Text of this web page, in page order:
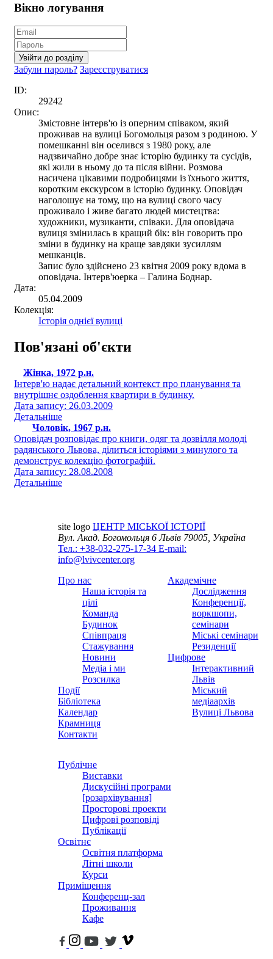
Вікно логування
Увійти до розділу
Забули пароль? Зареєструватися
ID:
29242
Опис:
Змістовне інтерв'ю із оперним співаком, який
проживав на вулиці Богомольця разом з родиною. У
помешканні він оселився з 1980 року, але
надзвичайно добре знає історію будинку та сусідів,
які жили в ньому до та після війни. Розмова
насичена цікавими подробицями із їхнього життя,
коротким екскурсом в історію будинку. Оповідач
наголошує на тому, що на вулиці свого часу
проживало і живе багато людей мистецтва:
художники, музиканти, співаки. Для оповідача
вулиця змінилась в кращий бік: він говорить про
зміни в будинку на краще завдяки зусиллям
мешканців.
Запис було здійснено 23 квітня 2009 року вдома в
оповідача. Інтерв'юерка – Галина Боднар.
Дата:
05.04.2009
Колекція:
Історія однієї вулиці
Пов'язані об'єкти
Жінка, 1972 р.н.
Інтерв'ю надає детальний контекст про планування та
внутрішнє оздоблення квартири в будинку.
Дата запису: 26.03.2009
Детальніше
Чоловік, 1967 р.н.
Оповідач розповідає про книги, одяг та дозвілля молоді
радянського Львова, ділиться історіями з минулого та
демонструє колекцію фотографій.
Дата запису: 28.08.2008
Детальніше
site logo ЦЕНТР МІСЬКОЇ ІСТОРІЇ
Вул. Акад. Богомольця 6Львів 79005, Україна
Тел.: +38-032-275-17-34 E-mail:
info@lvivcenter.org
Про нас
Наша історія та
цілі
Команда
Будинок
Співпраця
Стажування
Новини
Медіа і ми
Розсилка
Події
Бібліотека
Календар
Крамниця
Контакти
Академічне
Дослідження
Конференції,
воркшопи,
семінари
Міські семінари
Резиденції
Цифрове
Інтерактивний
Львів
Міський
медіаархів
Вулиці Львова
Публічне
Виставки
Дискусійні програми
[розархівування]
Просторові проекти
Цифрові розповіді
Публікації
Освітнє
Освітня платформа
Літні школи
Курси
Приміщення
Конференц-зал
Проживання
Кафе